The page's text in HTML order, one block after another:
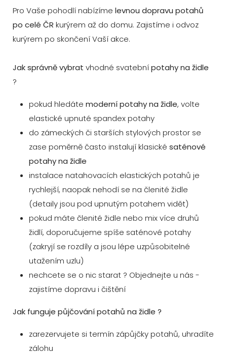
Pro Vaše pohodlí nabízíme levnou dopravu potahů
po celé ČR kurýrem až do domu. Zajistíme i odvoz
kurýrem po skončení Vaší akce.
Jak správně vybrat vhodné svatebnípotahy na židle
?
pokud hledáte moderní potahy na židle, volte
elastické upnuté spandex potahy
do zámeckých či starších stylových prostor se
zase poměrně často instalují klasické saténové
potahy na židle
instalace natahovacích elastických potahů je
rychlejší, naopak nehodí se na členité židle
(detaily jsou pod upnutým potahem vidět)
pokud máte členité židle nebo mix více druhů
židlí, doporučujeme spíše saténové potahy
(zakryjí se rozdíly a jsou lépe uzpůsobitelné
utažením uzlu)
nechcete se o nic starat ? Objednejte u nás -
zajistíme dopravu i čištění
Jak funguje půjčování potahů na židle ?
zarezervujete si termín zápůjčky potahů, uhradíte
zálohu